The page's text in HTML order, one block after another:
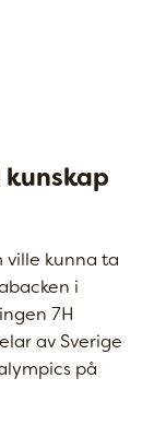
kunskap
ville kunna ta
i
7H
av Sverige
på